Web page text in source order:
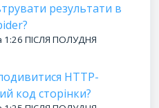
результати в
1:26 ПІСЛЯ ПОЛУДНЯ
HTTP-
код сторінки?